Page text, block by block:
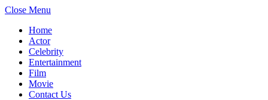
Close Menu
Home
Actor
Celebrity
Entertainment
Film
Movie
Contact Us